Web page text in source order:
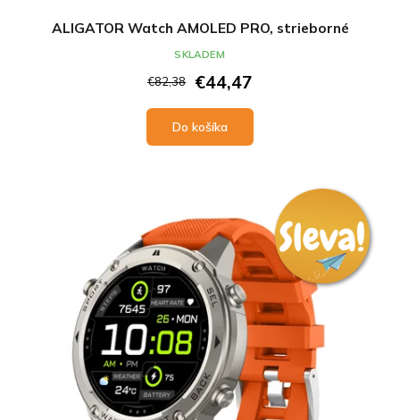
ALIGATOR Watch AMOLED PRO, strieborné
€82,38 €44,47
Do košíka
SKLADEM